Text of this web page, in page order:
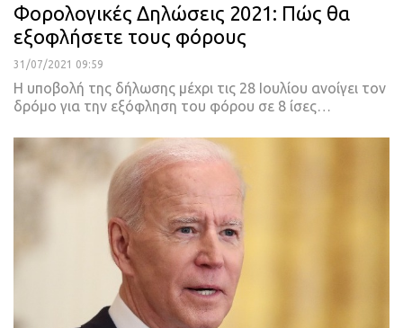
Φορολογικές Δηλώσεις 2021: Πώς θα
εξοφλήσετε τους φόρους
31/07/2021 09:59
Η υποβολή της δήλωσης μέχρι τις 28 Ιουλίου ανοίγει τον
δρόμο για την εξόφληση του φόρου σε 8 ίσες…